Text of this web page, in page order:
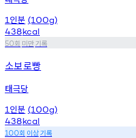
1 인분 (100g)
438kcal
50회 미만기록
소보로빵
태극당
1 인분 (100g)
438kcal
100회 이상기록